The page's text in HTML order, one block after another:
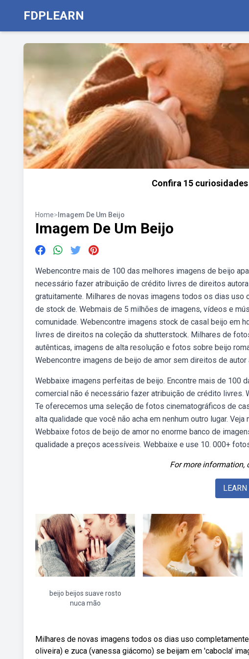
FDPLEARN
Confira 15
Home> Imagem De Um Beijo
Imagem De Um Beijo
Webencontre mais de 100 das melhores imagens de beijo
necessário fazer atribuição de crédito livres de direitos
gratuitamente. Milhares de novas imagens todos os dias
de stock de. Webmais de 5 milhões de imagens, vídeos e
comunidade. Webencontre imagens stock de casal beijo em
livres de direitos na coleção da shutterstock. Milhares de
autênticas, imagens de alta resolução e fotos sobre beijo
Webencontre imagens de beijo de amor sem direitos de
Webbaixe imagens perfeitas de beijo. Encontre mais de 100
comercial não é necessário fazer atribuição de crédito
Te oferecemos uma seleção de fotos cinematográficos de
alta qualidade que você não acha em nenhum outro lugar.
Webbaixe fotos de beijo de amor no enorme banco de
qualidade a preços acessíveis. Webbaixe e use 10. 000+
For more information,
beijo beijos suave rosto
nuca mão
Milhares de novas imagens todos os dias uso
oliveira) e zuca (vanessa giácomo) se beijam em 'cabocla'